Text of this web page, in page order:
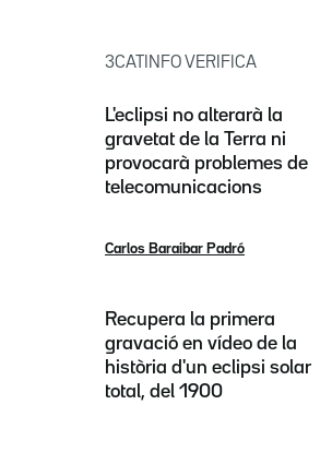
3CATINFO VERIFICA
L'eclipsi no alterarà la
gravetat de la Terra ni
provocarà problemes de
telecomunicacions
Carlos Baraibar Padró
Recupera la primera
gravació en vídeo de la
història d'un eclipsi solar
total, del 1900